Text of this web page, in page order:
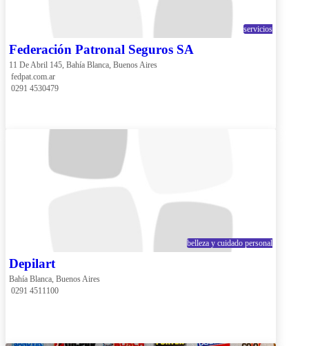
servicios
Federación Patronal Seguros SA
11 De Abril 145, Bahía Blanca, Buenos Aires
fedpat.com.ar
0291 4530479
belleza y cuidado personal
Depilart
Bahía Blanca, Buenos Aires
0291 4511100